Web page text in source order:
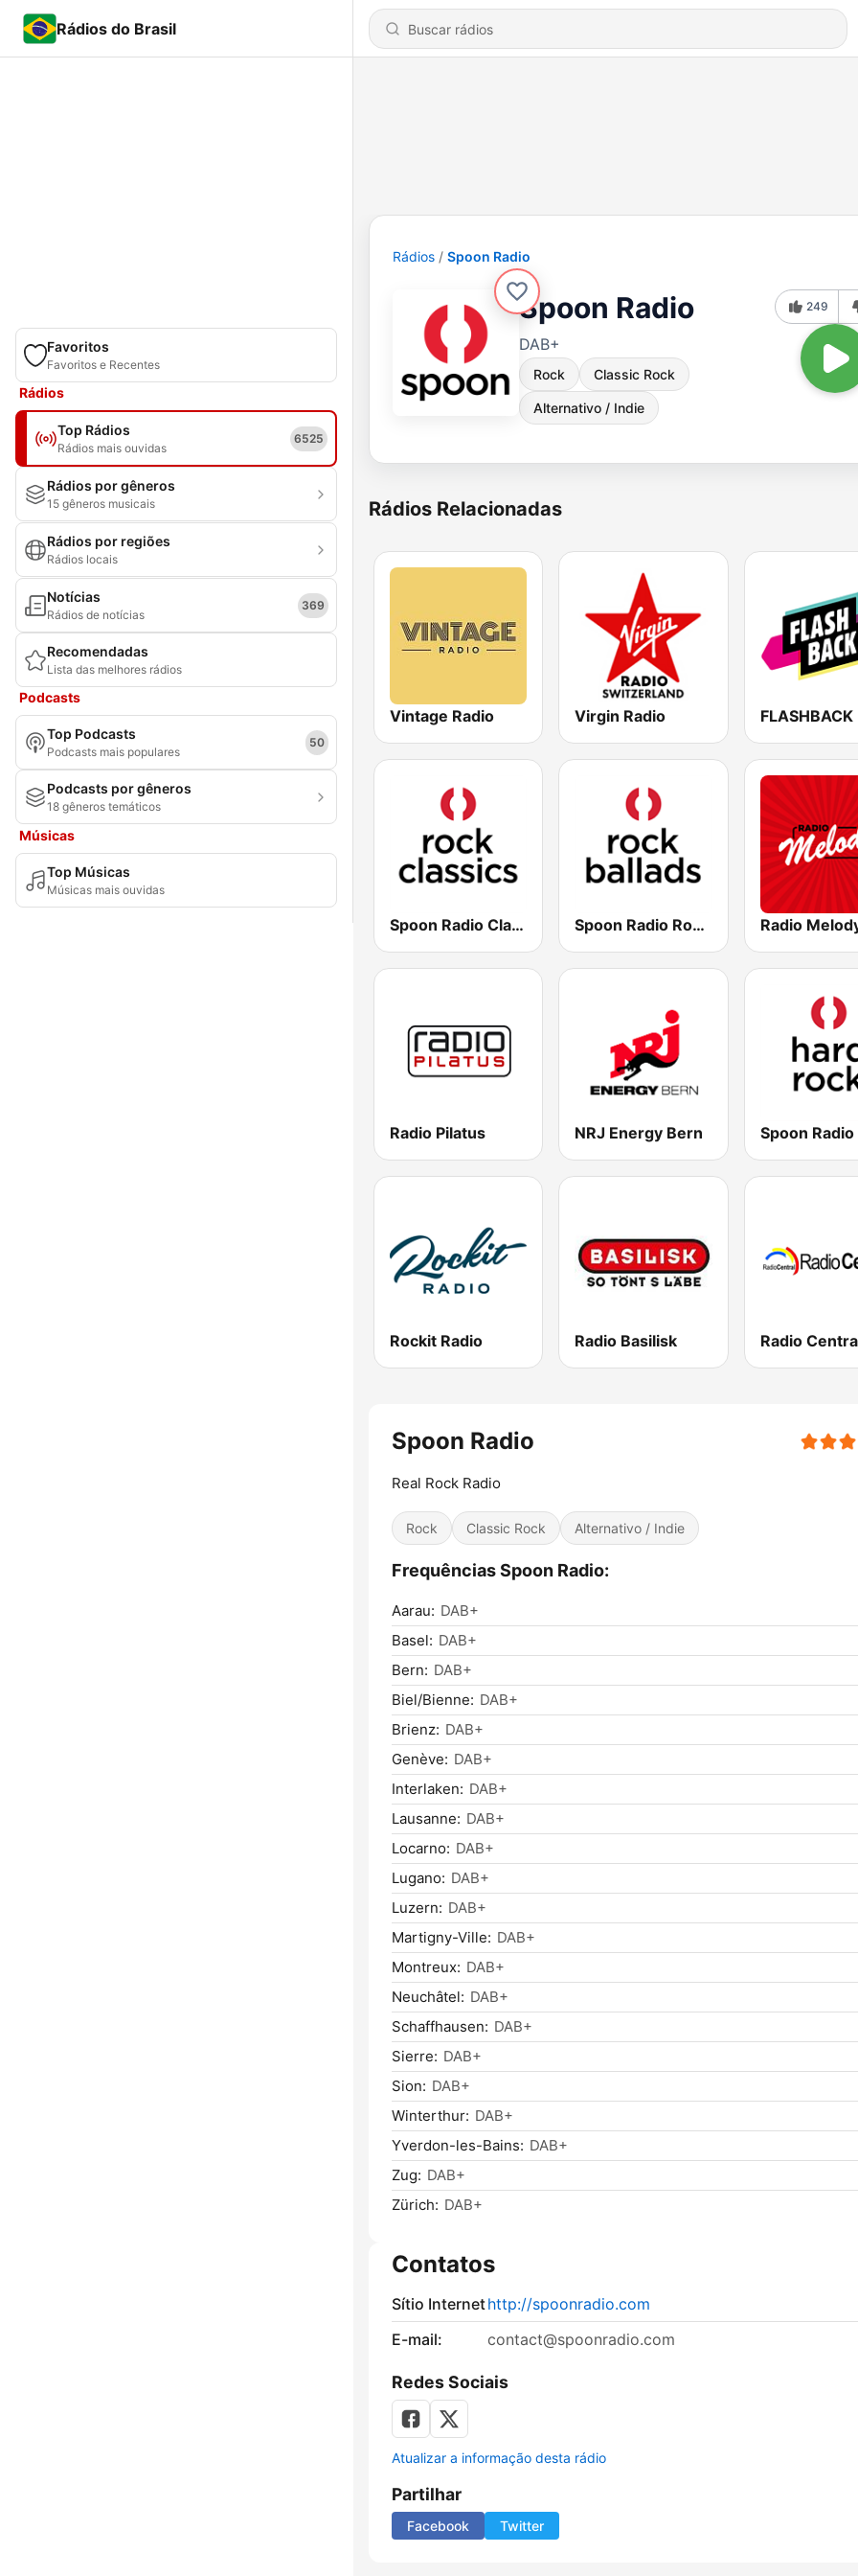
Rádios do Brasil
Favoritos
Favoritos e Recentes
Rádios
Top Rádios
Rádios mais ouvidas
6525
Rádios por gêneros
15 gêneros musicais
Rádios por regiões
Rádios locais
Notícias
Rádios de notícias
369
Recomendadas
Lista das melhores rádios
Podcasts
Top Podcasts
Podcasts mais populares
50
Podcasts por gêneros
18 gêneros temáticos
Músicas
Top Músicas
Músicas mais ouvidas
Rádios Spoon Radio
Spoon Radio
DAB+
Rock Classic Rock
Alternativo / Indie
249
Rádios Relacionadas
Vintage Radio Virgin Radio FLASHBACK
Spoon Radio Classic Rock Spoon Radio Rock Ballads
Radio Pilatus NRJ Energy Bern
Rockit Radio Radio Basilisk Radio
Spoon Radio
Real Rock Radio
Rock Classic Rock Alternativo / Indie
Frequências Spoon Radio:
Aarau: DAB+
Basel: DAB+
Bern: DAB+
Biel/Bienne: DAB+
Brienz: DAB+
Genève: DAB+
Interlaken: DAB+
Lausanne: DAB+
Locarno: DAB+
Lugano: DAB+
Luzern: DAB+
Martigny-Ville: DAB+
Montreux: DAB+
Neuchâtel: DAB+
Schaffhausen: DAB+
Sierre: DAB+
Sion: DAB+
Winterthur: DAB+
Yverdon-les-Bains: DAB+
Zug: DAB+
Zürich: DAB+
Contatos
Sítio Internethttp://spoonradio.com
E-mail:
contact@spoonradio.com
Redes Sociais
Atualizar a informação desta rádio
Partilhar
Facebook Twitter